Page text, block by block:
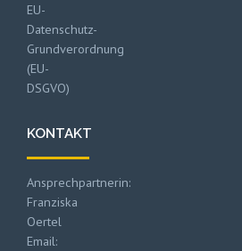
EU-
Datenschutz-
Grundverordnung
(EU-
DSGVO)
KONTAKT
Ansprechpartnerin:
Franziska
Oertel
Email: